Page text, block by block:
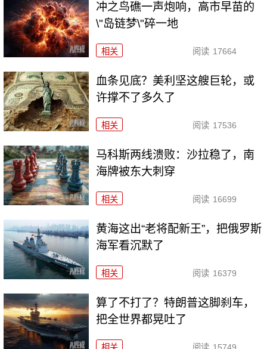
冲之鸟礁一声炮响，高市早苗的
\"岛链梦\"碎一地
相关 阅读 17664
血条见底？美利坚这艘巨轮，或
许撑不了多久了
相关 阅读 17536
马科斯两线溃败：沙拉稳了，南
海牌被东大刺穿
相关 阅读 16699
黄海这出“老将配新王”，把俄罗斯
海军看沉默了
相关 阅读 16379
算了不打了？特朗普这脚刹车，
把全世界都晃吐了
相关 阅读 15749